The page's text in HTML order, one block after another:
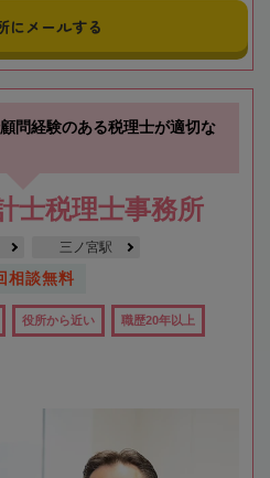
にメールする
問経験のある税理士が適切な
士税理士事務所
三ノ宮駅
相談無料
役所から近い 職歴20年以上